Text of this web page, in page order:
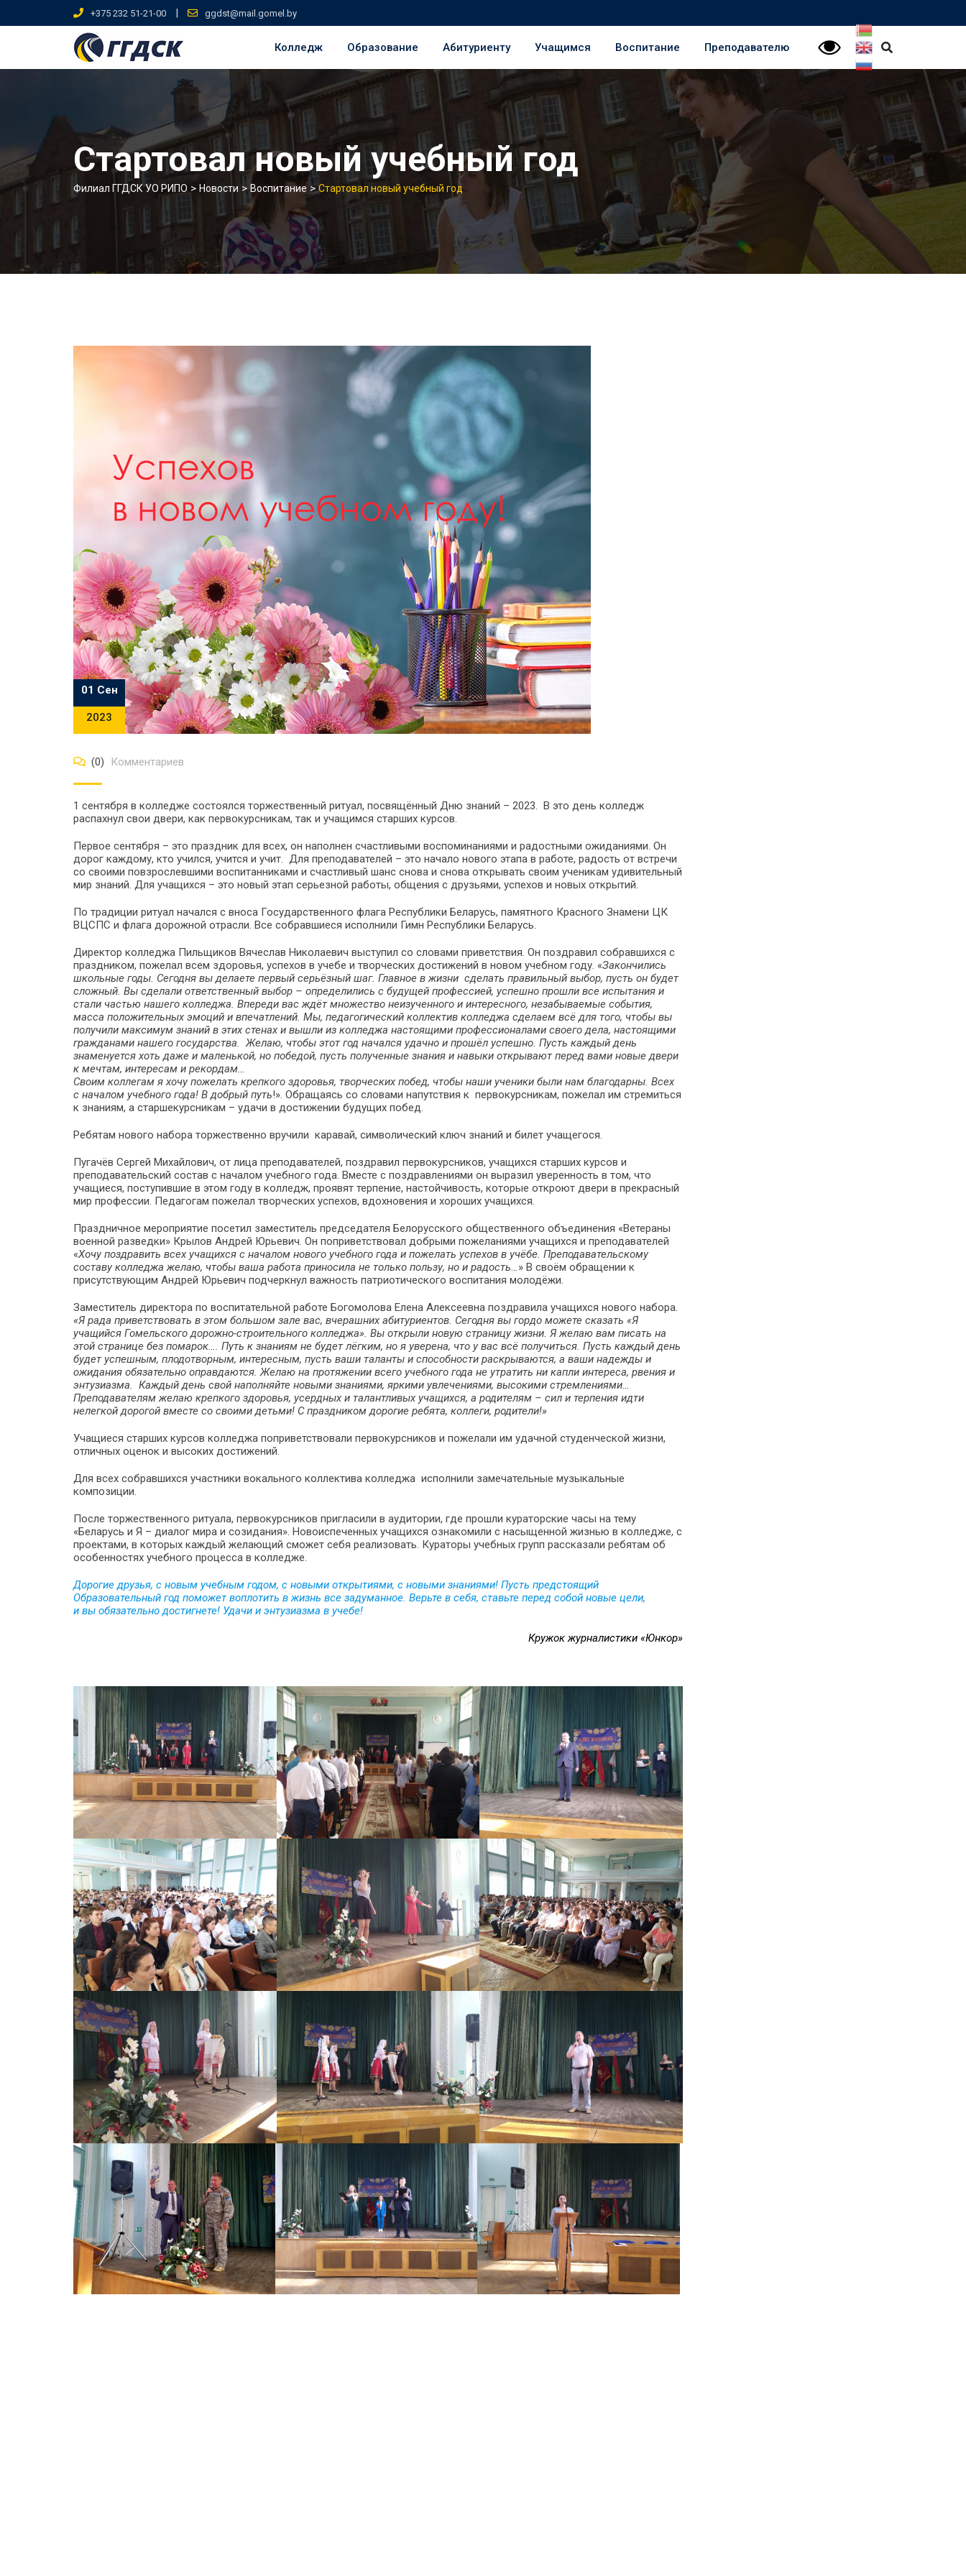
+375 232 51-21-00 | ggdst@mail.gomel.by
Колледж Образование Абитуриенту Учащимся Воспитание Преподавателю
Стартовал новый учебный год
Филиал ГГДСК УО РИПО > Новости > Воспитание >Стартовал новый учебный год
01 Сен
2023
(0) Комментариев
1 сентября в колледже состоялся торжественный ритуал, посвящённый Дню знаний – 2023. В это день колледж
распахнул свои двери, как первокурсникам, так и учащимся старших курсов.
Первое сентября – это праздник для всех, он наполнен счастливыми воспоминаниями и радостными ожиданиями. Он
дорог каждому, кто учился, учится и учит. Для преподавателей – это начало нового этапа в работе, радость от встречи
со своими повзрослевшими воспитанниками и счастливый шанс снова и снова открывать своим ученикам удивительный
мир знаний. Для учащихся – это новый этап серьезной работы, общения с друзьями, успехов и новых открытий.
По традиции ритуал начался с вноса Государственного флага Республики Беларусь, памятного Красного Знамени ЦК
ВЦСПС и флага дорожной отрасли. Все собравшиеся исполнили Гимн Республики Беларусь.
Директор колледжа Пильщиков Вячеслав Николаевич выступил со словами приветствия. Он поздравил собравшихся с
праздником, пожелал всем здоровья, успехов в учебе и творческих достижений в новом учебном году. «Закончились
школьные годы. Сегодня вы делаете первый серьёзный шаг. Главное в жизни сделать правильный выбор, пусть он будет
сложный. Вы сделали ответственный выбор – определились с будущей профессией, успешно прошли все испытания и
стали частью нашего колледжа. Впереди вас ждёт множество неизученного и интересного, незабываемые события,
масса положительных эмоций и впечатлений. Мы, педагогический коллектив колледжа сделаем всё для того, чтобы вы
получили максимум знаний в этих стенах и вышли из колледжа настоящими профессионалами своего дела, настоящими
гражданами нашего государства. Желаю, чтобы этот год начался удачно и прошёл успешно. Пусть каждый день
знаменуется хоть даже и маленькой, но победой, пусть полученные знания и навыки открывают перед вами новые двери
к мечтам, интересам и рекордам…
Своим коллегам я хочу пожелать крепкого здоровья, творческих побед, чтобы наши ученики были нам благодарны. Всех
с началом учебного года! В добрый путь!». Обращаясь со словами напутствия к первокурсникам, пожелал им стремиться
к знаниям, а старшекурсникам – удачи в достижении будущих побед.
Ребятам нового набора торжественно вручили каравай, символический ключ знаний и билет учащегося.
Пугачёв Сергей Михайлович, от лица преподавателей, поздравил первокурсников, учащихся старших курсов и
преподавательский состав с началом учебного года. Вместе с поздравлениями он выразил уверенность в том, что
учащиеся, поступившие в этом году в колледж, проявят терпение, настойчивость, которые откроют двери в прекрасный
мир профессии. Педагогам пожелал творческих успехов, вдохновения и хороших учащихся.
Праздничное мероприятие посетил заместитель председателя Белорусского общественного объединения «Ветераны
военной разведки» Крылов Андрей Юрьевич. Он поприветствовал добрыми пожеланиями учащихся и преподавателей
«Хочу поздравить всех учащихся с началом нового учебного года и пожелать успехов в учёбе. Преподавательскому
составу колледжа желаю, чтобы ваша работа приносила не только пользу, но и радость…» В своём обращении к
присутствующим Андрей Юрьевич подчеркнул важность патриотического воспитания молодёжи.
Заместитель директора по воспитательной работе Богомолова Елена Алексеевна поздравила учащихся нового набора.
«Я рада приветствовать в этом большом зале вас, вчерашних абитуриентов. Сегодня вы гордо можете сказать «Я
учащийся Гомельского дорожно-строительного колледжа». Вы открыли новую страницу жизни. Я желаю вам писать на
этой странице без помарок…. Путь к знаниям не будет лёгким, но я уверена, что у вас всё получиться. Пусть каждый день
будет успешным, плодотворным, интересным, пусть ваши таланты и способности раскрываются, а ваши надежды и
ожидания обязательно оправдаются. Желаю на протяжении всего учебного года не утратить ни капли интереса, рвения и
энтузиазма. Каждый день свой наполняйте новыми знаниями, яркими увлечениями, высокими стремлениями…
Преподавателям желаю крепкого здоровья, усердных и талантливых учащихся, а родителям – сил и терпения идти
нелегкой дорогой вместе со своими детьми! С праздником дорогие ребята, коллеги, родители!»
Учащиеся старших курсов колледжа поприветствовали первокурсников и пожелали им удачной студенческой жизни,
отличных оценок и высоких достижений.
Для всех собравшихся участники вокального коллектива колледжа исполнили замечательные музыкальные
композиции.
После торжественного ритуала, первокурсников пригласили в аудитории, где прошли кураторские часы на тему
«Беларусь и Я – диалог мира и созидания». Новоиспеченных учащихся ознакомили с насыщенной жизнью в колледже, с
проектами, в которых каждый желающий сможет себя реализовать. Кураторы учебных групп рассказали ребятам об
особенностях учебного процесса в колледже.
Дорогие друзья, с новым учебным годом, с новыми открытиями, с новыми знаниями! Пусть предстоящий
Образовательный год поможет воплотить в жизнь все задуманное. Верьте в себя, ставьте перед собой новые цели,
и вы обязательно достигнете! Удачи и энтузиазма в учебе!
Кружок журналистики «Юнкор»